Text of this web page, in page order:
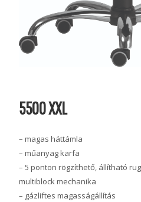
5500 XXL
– magas háttámla
– műanyag karfa
– 5 ponton rögzíthető, állítható
multiblock mechanika
– gázliftes magasságállítás